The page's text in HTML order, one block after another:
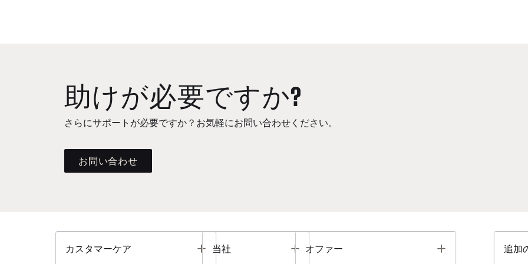
助けが必要ですか?
さらにサポートが必要ですか？お気軽にお問い合わせください。
お問い合わせ
カスタマーケア Toggle
当社 Toggle
オファー Toggle 追加